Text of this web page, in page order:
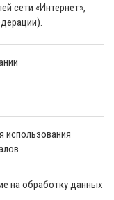
сети «Интернет»,
использования
на обработку данных